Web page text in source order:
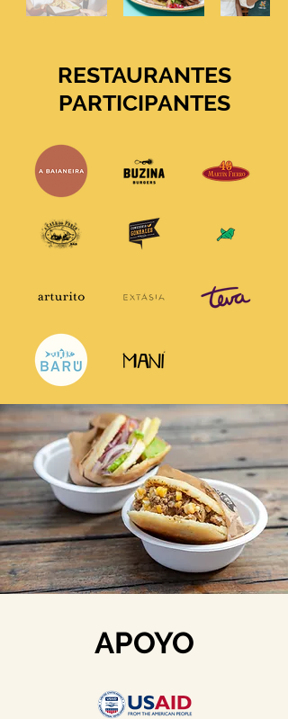
RESTAURANTES
PARTICIPANTES
APOYO